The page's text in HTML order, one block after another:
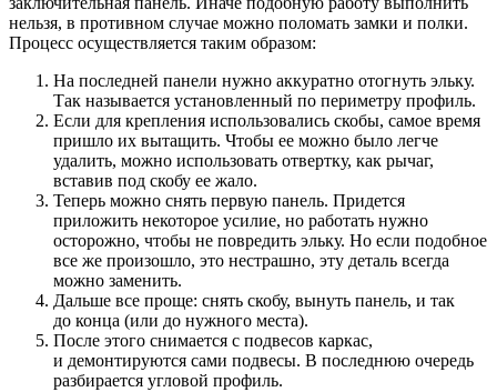
нельзя, в противном случае можно поломать замки и полки.
Процесс осуществляется таким образом:
На последней панели нужно аккуратно отогнуть эльку.
Так называется установленный по периметру профиль.
Если для крепления использовались скобы, самое время
пришло их вытащить. Чтобы ее можно было легче
удалить, можно использовать отвертку, как рычаг,
вставив под скобу ее жало.
Теперь можно снять первую панель. Придется
приложить некоторое усилие, но работать нужно
осторожно, чтобы не повредить эльку. Но если подобное
все же произошло, это нестрашно, эту деталь всегда
можно заменить.
Дальше все проще: снять скобу, вынуть панель, и так
до конца (или до нужного места).
После этого снимается с подвесов каркас,
и демонтируются сами подвесы. В последнюю очередь
разбирается угловой профиль.